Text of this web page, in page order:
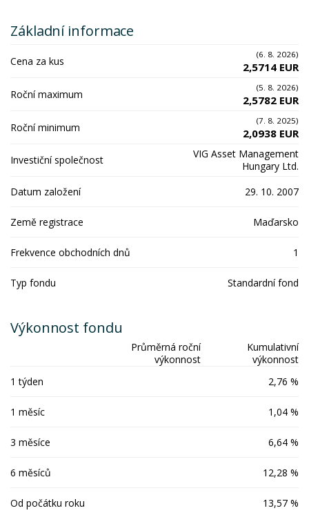
Základní informace
Cena za kus (6. 8. 2026)
2,5714 EUR
Roční maximum (5. 8. 2026)
2,5782 EUR
Roční minimum (7. 8. 2025)
2,0938 EUR
Investiční společnost
VIG Asset Management
Hungary Ltd.
Datum založení
29. 10. 2007
Země registrace Maďarsko
Frekvence obchodních dnů 1
Typ fondu Standardní fond
Výkonnost fondu
Průměrná roční
výkonnost
Kumulativní
výkonnost
1 týden
2,76 %
1 měsíc 1,04 %
3 měsíce 6,64 %
6 měsíců 12,28 %
Od počátku roku 13,57 %